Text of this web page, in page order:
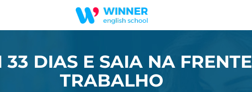
DIAS E SAIA NA
TRABALHO